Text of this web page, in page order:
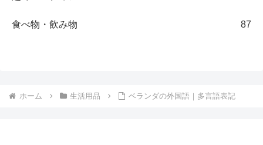
食べ物・飲み物 87
ホーム 生活用品 ベランダの外国語｜多言語表記